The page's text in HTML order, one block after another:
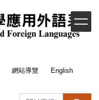
網站導覽 English